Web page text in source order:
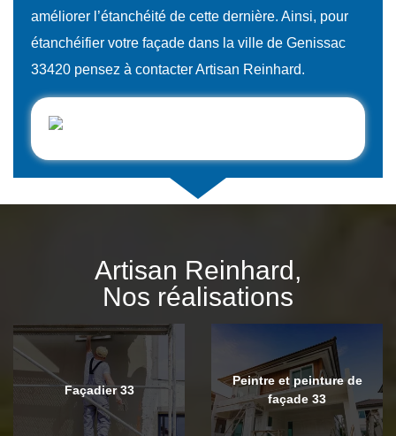
améliorer l’étanchéité de cette dernière. Ainsi, pour
étanchéifier votre façade dans la ville de Genissac
33420 pensez à contacter Artisan Reinhard.
Artisan Reinhard,
Nos réalisations
Façadier 33
Peintre et peinture de
façade 33